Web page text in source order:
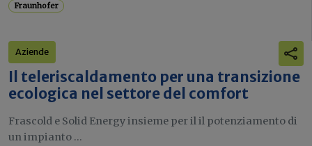
Fraunhofer
Aziende
Il teleriscaldamento per una transizione
ecologica nel settore del comfort
Frascold e Solid Energy insieme per il il potenziamento di
un impianto ...